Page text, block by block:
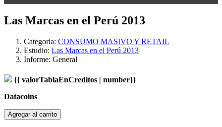
Las Marcas en el Perú 2013
Categoria: CONSUMO MASIVO Y RETAIL
Estudio: Las Marcas en el Perú 2013
Informe: General
{{ valorTablaEnCreditos | number}}
Datacoins
Agregar al carrito